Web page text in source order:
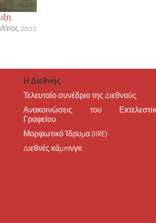
2022
Η Διεθνής
Τελευταίο συνέδριο της Διεθνούς
Ανακοινώσεις του
Γραφείου
Μορφωτικό Ίδρυμα (IIRE)
Διεθνές κάμπινγκ